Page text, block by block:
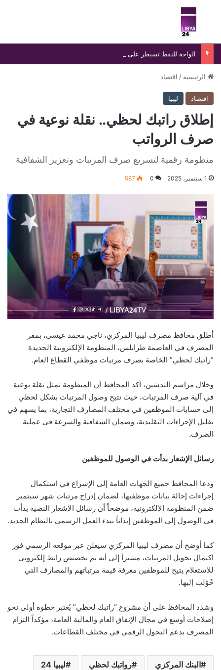
بحث عن
الرئيسية / اقتصاد
اقتصاد ليبيا
إطلاق راتبك لحظي.. نقلة نوعية في
صرف الرواتب
منظومة رقمية لتسريع صرف المرتبات وتعزيز الشفافية
1 سبتمبر، 2025 0
587
أطلق محافظ مصرف ليبيا المركزي، ناجي محمد عيسى، بمقر
المصرف في العاصمة طرابلس، المنظومة الإلكترونية الجديدة
“راتبك لحظي” الخاصة بصرف مرتبات موظفي القطاع العام.
وخلال مراسم التدشين، أكد المحافظ أن المنظومة تمثل نقلة نوعية
في آلية صرف المرتبات، حيث تتيح وصول المرتبات بشكل لحظي
إلى حسابات الموظفين في مختلف المصارف التجارية، بما يسهم في
تقليل الإجراءات التقليدية، وضمان الشفافية والسرعة في عملية
الصرف.
رسائل الإشعار بدأت في الوصول للموظفين
ودعا المحافظ جميع الجهات العامة إلى الإسراع في استكمال
إجراءات إحالة بيانات موظفيها، لضمان إدراج مرتبات شهر سبتمبر
ضمن المنظومة الإلكترونية، موضحاً أن رسائل الإشعار النصية بدأت
في الوصول إلى الموظفين إيذاناً ببدء العمل الرسمي بالنظام الجديد.
كما أوضح أن مصرف ليبيا المركزي سيعلن عبر موقعه الرسمي فور
اكتمال تحويل المرتبات، مشيراً إلى أنه تم تخصيص رابط إلكتروني
للاستعلام يتيح للموظفين معرفة قيمة مرتباتهم والمصارف التي
حُوّلت إليها.
وشدد المحافظ على أن مشروع “راتبك لحظي” يُعتبر خطوة أولى نحو
إصلاحات أوسع في مجال الإنفاق العام والمالية العامة، مؤكداً التزام
المصرف بدعم التحول الرقمي في مختلف القطاعات.
البنك المركزي رواتبك لحظي ليبيا 24